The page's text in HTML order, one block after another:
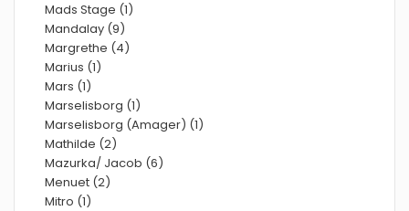
Mads Stage (1)
Mandalay (9)
Margrethe (4)
Marius (1)
Mars (1)
Marselisborg (1)
Marselisborg (Amager) (1)
Mathilde (2)
Mazurka/ Jacob (6)
Menuet (2)
Mitro (1)